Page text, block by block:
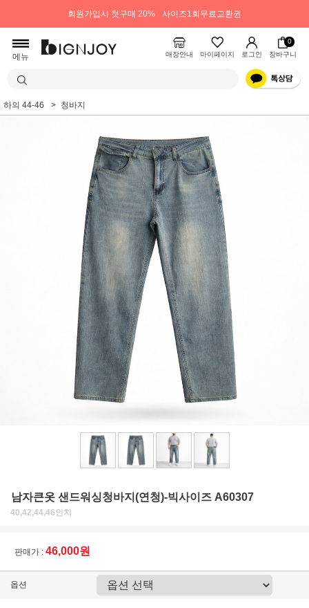
회원가입시 첫구매 20% 사이즈1회무료교환권
메뉴 매장안내 마이페이지 로그인
0
장바구니
하의 44-46 청바지
남자큰옷 샌드워싱청바지(연청)-빅사이즈 A60307
40,42,44,46인치
판매가 : 46,000원
옵션